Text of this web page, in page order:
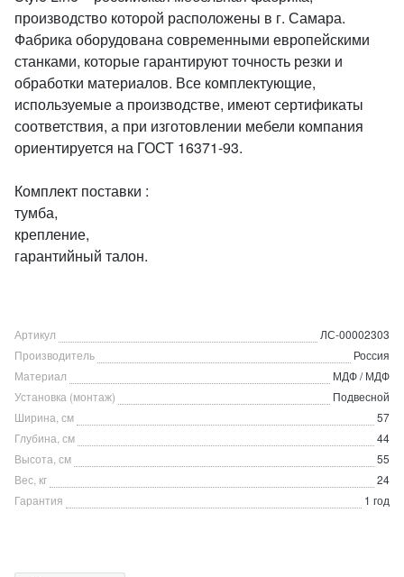
производство которой расположены в г. Самара.
Фабрика оборудована современными европейскими
станками, которые гарантируют точность резки и
обработки материалов. Все комплектующие,
используемые а производстве, имеют сертификаты
соответствия, а при изготовлении мебели компания
ориентируется на ГОСТ 16371-93.
Комплект поставки :
тумба,
крепление,
гарантийный талон.
Артикул
ЛС-00002303
Производитель
Россия
Материал
МДФ / МДФ
Установка (монтаж)
Подвесной
Ширина, см
57
Глубина, см
44
Высота, см
55
Вес, кг
24
Гарантия
1 год